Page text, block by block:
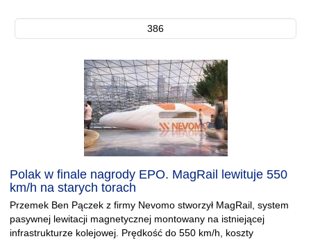
386
Polak w finale nagrody EPO. MagRail lewituje 550
km/h na starych torach
Przemek Ben Pączek z firmy Nevomo stworzył MagRail, system
pasywnej lewitacji magnetycznej montowany na istniejącej
infrastrukturze kolejowej. Prędkość do 550 km/h, koszty